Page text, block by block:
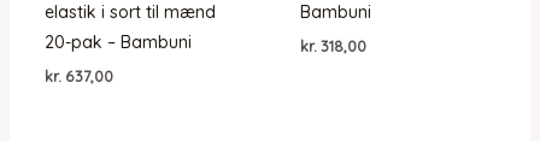
elastik i sort til mænd
20-pak – Bambuni
kr.637,00
Bambuni
kr.318,00